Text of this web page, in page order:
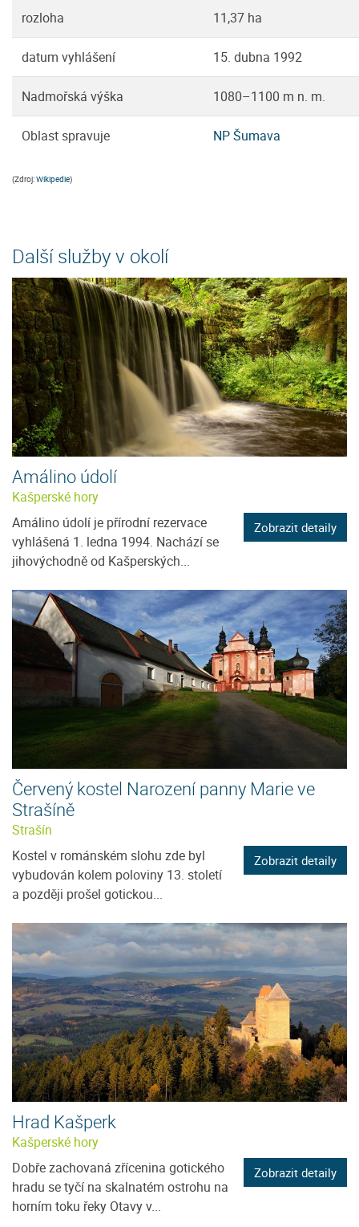
rozloha 11,37 ha
datum vyhlášení 15. dubna 1992
Nadmořská výška 1080–1100 m n. m.
Oblast spravuje NP Šumava
(Zdroj:Wikipedie)
Další služby v okolí
Amálino údolí
Kašperské hory
Amálino údolí je přírodní rezervace
vyhlášená 1. ledna 1994. Nachází se
jihovýchodně od Kašperských...
Zobrazit detaily
Červený kostel Narození panny Marie ve
Strašíně
Strašín
Kostel v románském slohu zde byl
vybudován kolem poloviny 13. století
a později prošel gotickou...
Zobrazit detaily
Hrad Kašperk
Kašperské hory
Dobře zachovaná zřícenina gotického
hradu se tyčí na skalnatém ostrohu na
horním toku řeky Otavy v...
Zobrazit detaily